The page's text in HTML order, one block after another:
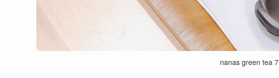
nanas green tea 7